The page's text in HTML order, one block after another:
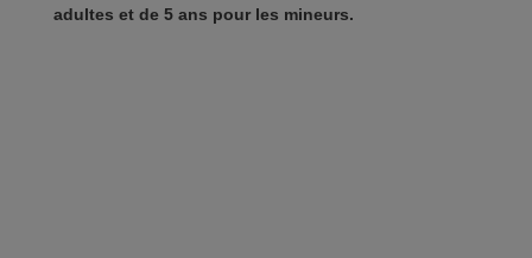
adultes et de 5 ans pour les mineurs.